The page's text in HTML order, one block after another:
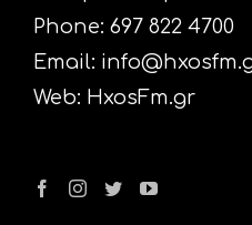
Phone: 697 822 4700
Email:
Web: HxosFm.gr